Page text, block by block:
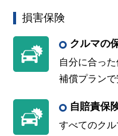
損害保険
クルマの
自分に合っ
補償プラン
自賠責保
すべてのク